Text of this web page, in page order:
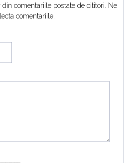
din comentariile postate de cititori. Ne
comentariile.